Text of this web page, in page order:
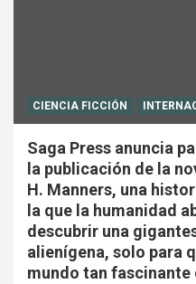
CIENCIA FICCIÓN
Saga Press anuncia
la publicación de la
H. Manners, una
la que la humanidad
descubrir una
alienígena, solo para
mundo tan fascinante